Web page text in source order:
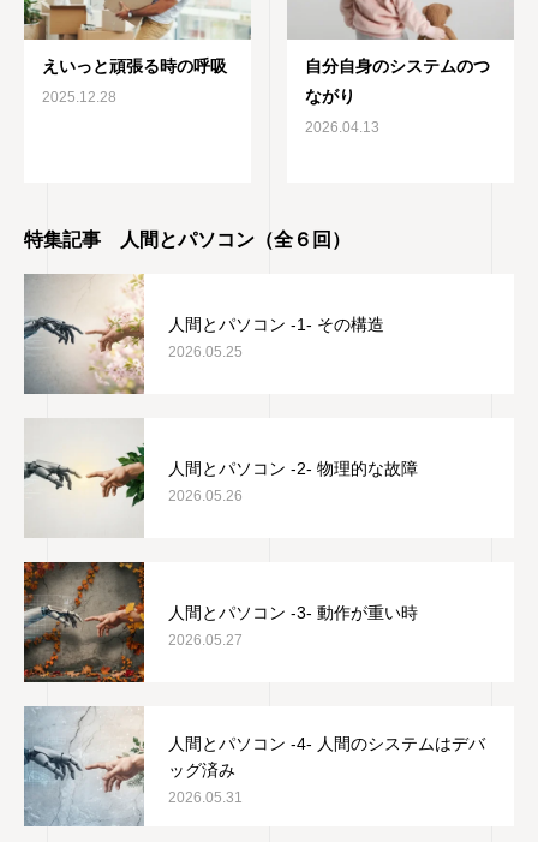
えいっと頑張る時の呼吸
2025.12.28
自分自身のシステムのつ
ながり
2026.04.13
特集記事 人間とパソコン（全６回）
人間とパソコン -1- その構造
2026.05.25
人間とパソコン -2- 物理的な故障
2026.05.26
人間とパソコン -3- 動作が重い時
2026.05.27
人間とパソコン -4- 人間のシステムはデバ
ッグ済み
2026.05.31